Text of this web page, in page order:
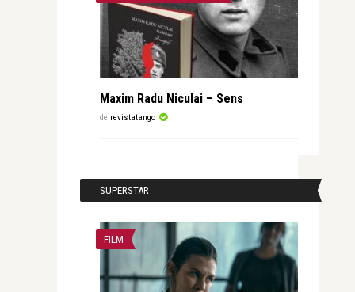
Maxim Radu Niculai – Sens
de revistatango
SUPERSTAR
FILM